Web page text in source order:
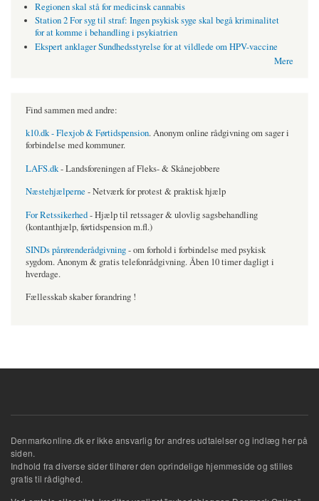
Regionen skal stå for medicinsk cannabis
Station 2 For syg til straf: Ingen psykisk syge skal begå kriminalitet
for at komme i behandling i psykiatrien
Ekspert anklager Sundhedsstyrelse for at vildlede om HPV-vaccine
Mere
Find sammen med andre:
k10.dk - Flexjob & Førtidspension. Anonym online rådgivning om sager i
forbindelse med kommuner.
LAFS.dk- Landsforeningen af Fleks- & Skånejobbere
Næstehjælperne - Netværk for protest & praktisk hjælp
For Retssikerhed- Hjælp til retssager & ulovlig sagsbehandling
(kontanthjælp, førtidspension m.fl.)
SINDs pårørenderådgivning- om forhold i forbindelse med psykisk
sygdom. Anonym & gratis telefonrådgivning. Åben 10 timer dagligt i
hverdage.
Fællesskab skaber forandring !
Denmarkonline.dk er ikke ansvarlig for andres udtalelser og indlæg her på
siden.
Indhold fra diverse sider tilhører den oprindelige hjemmeside og stilles
gratis til rådighed.